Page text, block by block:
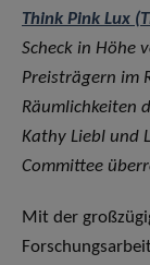
Think Pink Lux
Scheck in Höhe
Preisträgern im
Räumlichkeiten
Kathy Liebl und
Committee
Mit der